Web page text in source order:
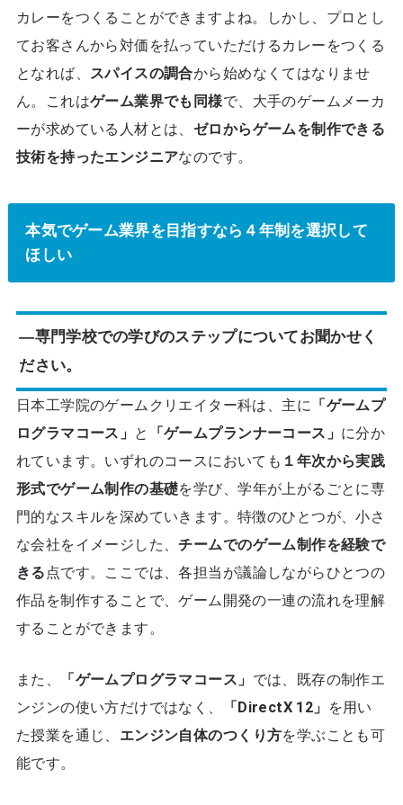
カレーをつくることができますよね。しかし、プロとし
てお客さんから対価を払っていただけるカレーをつくる
となれば、
スパイスの調合から始めなくてはなりませ
ん。これはゲーム業界でも同様で、大手のゲームメーカ
ーが求めている人材とは、 ゼロからゲームを制作できる
技術を持ったエンジニアなのです。
本気でゲーム業界を目指すなら４年制を選択して
ほしい
―専門学校での学びのステップについてお聞かせく
ださい。
日本工学院のゲームクリエイター科は、主に 「ゲームプ
ログラマコース」 と 「ゲームプランナーコース」 に分か
れています。いずれのコースにおいても １年次から実践
形式でゲーム制作の基礎を学び、学年が上がるごとに専
門的なスキルを深めていきます。特徴のひとつが、小さ
な会社をイメージした、チームでのゲーム制作を経験で
きる 点です。ここでは、各担当が議論しながらひとつの
作品を制作することで、ゲーム開発の一連の流れを理解
することができます。
また、 「ゲームプログラマコース」 では、既存の制作エ
ンジンの使い方だけではなく、
「DirectX 12」 を用い
た授業を通じ、 エンジン自体のつくり方を学ぶことも可
能です。